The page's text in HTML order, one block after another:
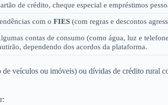
de crédito, cheque especial e empréstimos
com o FIES(com regras e descontos
contas de consumo (como água, luz e
dependendo dos acordos da plataforma.
veículos ou imóveis) ou dívidas de crédito rural